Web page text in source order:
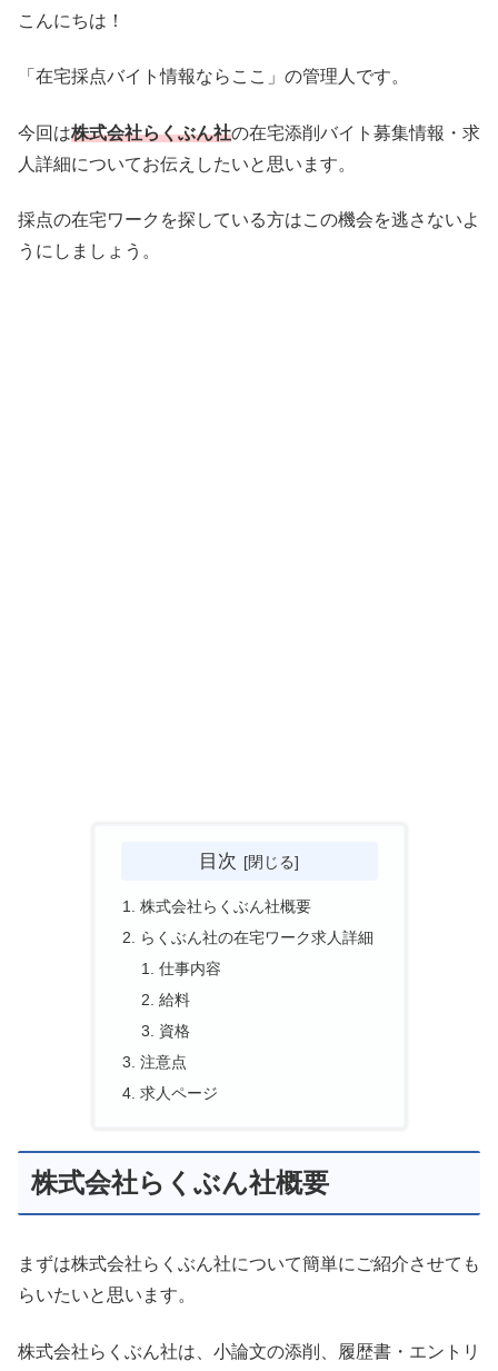
こんにちは！
「在宅採点バイト情報ならここ」の管理人です。
今回は株式会社らくぶん社の在宅添削バイト募集情報・求
人詳細についてお伝えしたいと思います。
採点の在宅ワークを探している方はこの機会を逃さないよ
うにしましょう。
目次
株式会社らくぶん社概要
らくぶん社の在宅ワーク求人詳細
仕事内容
給料
資格
注意点
求人ページ
株式会社らくぶん社概要
まずは株式会社らくぶん社について簡単にご紹介させても
らいたいと思います。
株式会社らくぶん社は、小論文の添削、履歴書・エントリ